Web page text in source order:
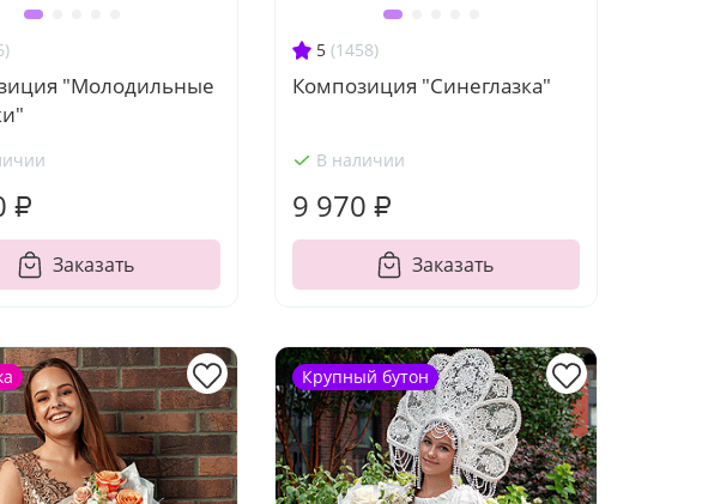
"Молодильные
₽
Заказать
5 (1458)
Композиция "Синеглазка"
В наличии
9 970 ₽
Заказать
Крупный бутон